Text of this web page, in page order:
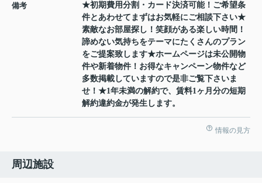
備考
★初期費用分割・カード決済可能！ご希望条
件とあわせてまずはお気軽にご相談下さい★
素敵なお部屋探し！笑顔がある楽しい時間！
諦めない気持ちをテーマにたくさんのプラン
をご提案致します★ホームページは未公開物
件や新着物件！お得なキャンペーン物件など
多数掲載していますので是非ご覧下さいま
せ！★1年未満の解約で、賃料1ヶ月分の短期
解約違約金が発生します。
情報の見方
周辺施設